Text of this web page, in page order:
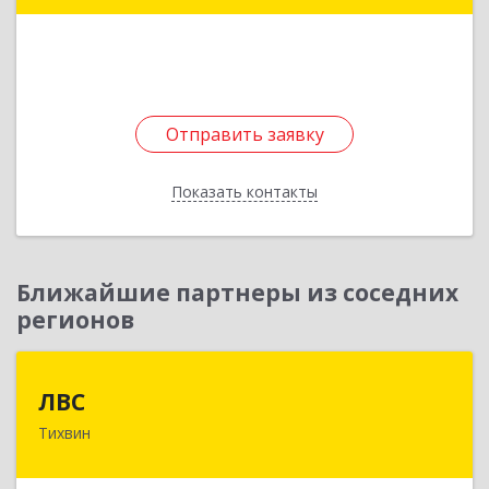
Отправить заявку
Показать контакты
Отправить заявку
Назад
Ближайшие партнеры из соседних
регионов
ЛВС
Тихвин187553, Ленинградская обл, Тихвинский р-н,